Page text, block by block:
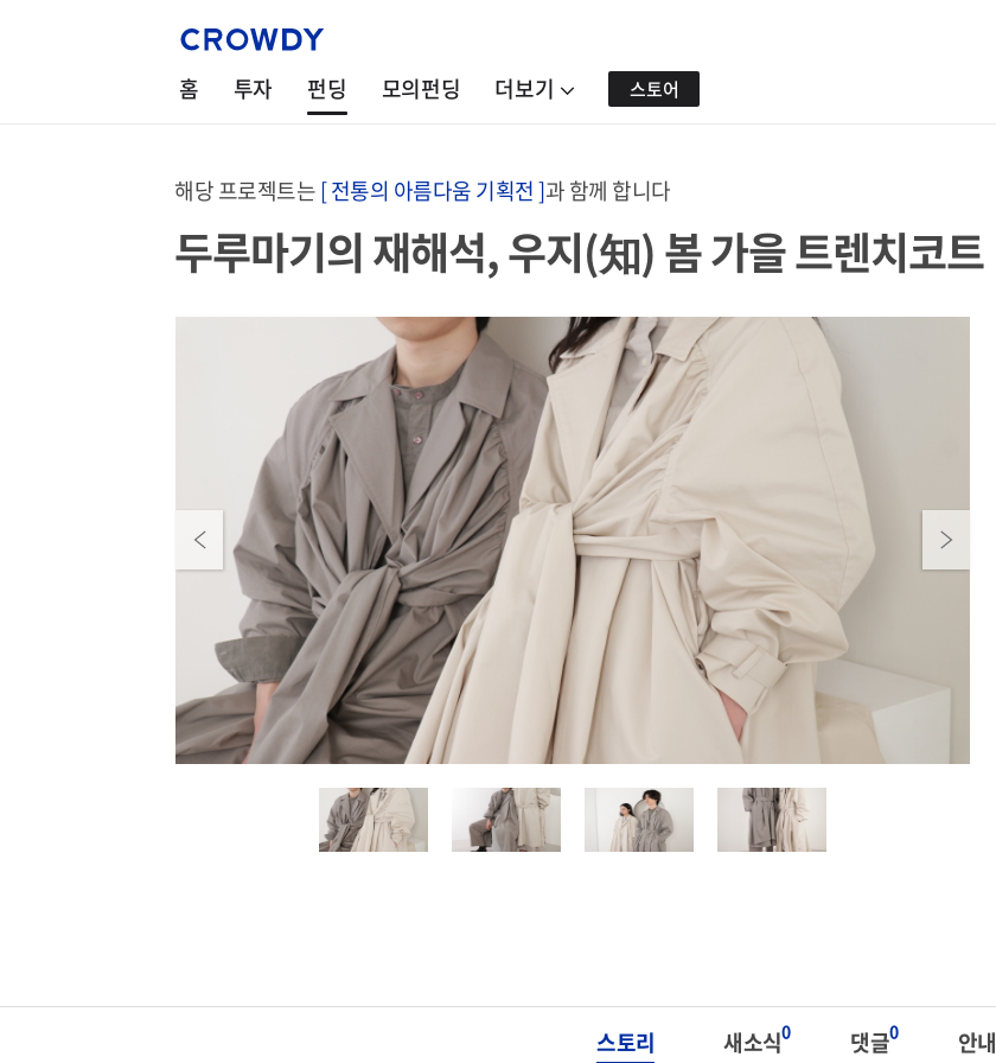
홈 투자 펀딩 모의펀딩 더보기 스토어
해당 프로젝트는[ 전통의 아름다움 기획전 ]과 함께 합니다
두루마기의 재해석, 우지(知) 봄 가을 트렌치코트
Previous Next
스토리 새소식0 댓글0 안내